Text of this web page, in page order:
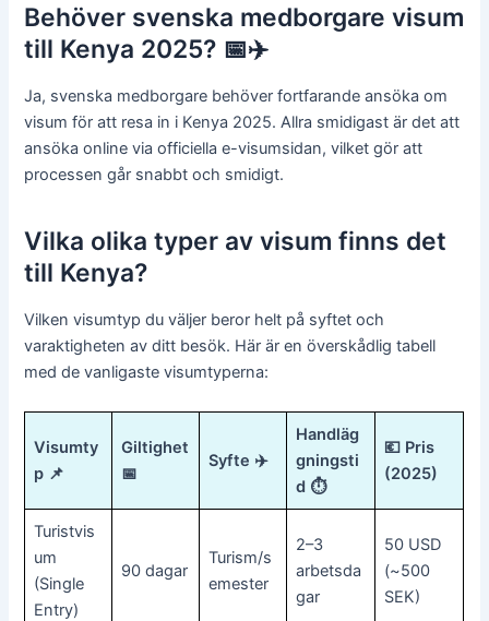
Behöver svenska medborgare visum
till Kenya 2025? 📅✈️
Ja, svenska medborgare behöver fortfarande ansöka om
visum för att resa in i Kenya 2025. Allra smidigast är det att
ansöka online via officiella e-visumsidan, vilket gör att
processen går snabbt och smidigt.
Vilka olika typer av visum finns det
till Kenya?
Vilken visumtyp du väljer beror helt på syftet och
varaktigheten av ditt besök. Här är en överskådlig tabell
med de vanligaste visumtyperna:
Visumty
p 📌
Giltighet
📅
Syfte ✈️
Handläg
gningsti
d ⏱️
💶 Pris
(2025)
Turistvis
um
(Single
Entry)
90 dagar
Turism/s
emester
2–3
arbetsda
gar
50 USD
(~500
SEK)